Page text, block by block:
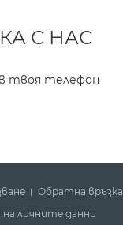
С НАС
твоя телефон
Обратна връзка
личните данни